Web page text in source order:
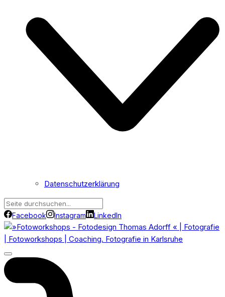
Datenschutzerklärung
Facebook Instagram LinkedIn